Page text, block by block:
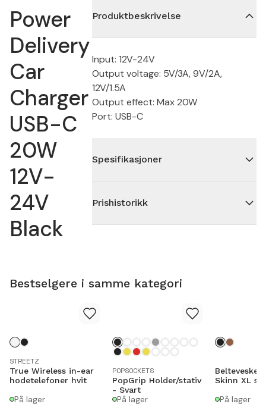
Power
Delivery
Car
Charger
USB-C
20W
12V-
24V
Black
Produktbeskrivelse
Input: 12V-24V
Output voltage: 5V/3A, 9V/2A,
12V/1.5A
Output effect: Max 20W
Port: USB-C
Spesifikasjoner
Prishistorikk
Bestselgere i samme kategori
STREETZ
True Wireless in-ear
hodetelefoner hvit
På lager
POPSOCKETS
PopGrip Holder/stativ
- Svart
På lager
Belteveske
Skinn XL
På lager